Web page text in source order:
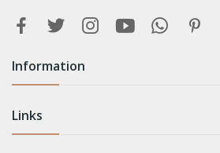
Information
Links